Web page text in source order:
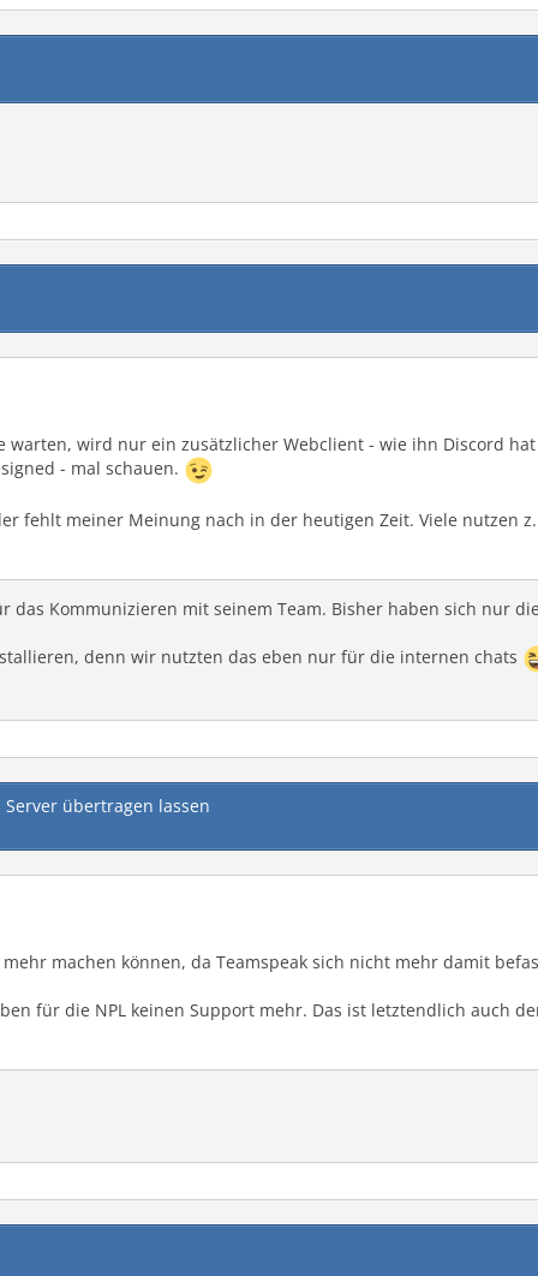
warten, wird nur ein zusätzlicher Webclient - wie ihn Discord
- mal schauen.
fehlt meiner Meinung nach in der heutigen Zeit. Viele nutzen
Kommunizieren mit seinem Team. Bisher haben sich nur
denn wir nutzten das eben nur für die internen chats
übertragen lassen
machen können, da Teamspeak sich nicht mehr damit
für die NPL keinen Support mehr. Das ist letztendlich auch